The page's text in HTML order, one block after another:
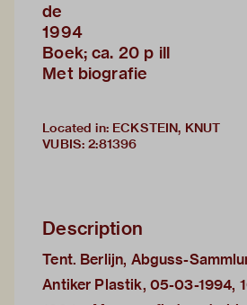
de
1994
Boek; ca. 20 p ill
Met biografie
Located in: ECKSTEIN, KNUT
VUBIS: 2:81396
Description
Tent. Berlijn, Abguss-
Antiker Plastik, 05-03-1994,